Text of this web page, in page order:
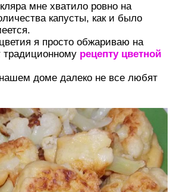
мне хватило ровно на
капусты, как и было
я просто обжариваю на
рецепту цветной
доме далеко не все любят